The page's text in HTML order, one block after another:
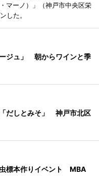
マーノ）」（神戸市中央区栄
した。
ジュ」 朝からワインと季
だしとみそ」 神戸市北区
標本作りイベント MBA